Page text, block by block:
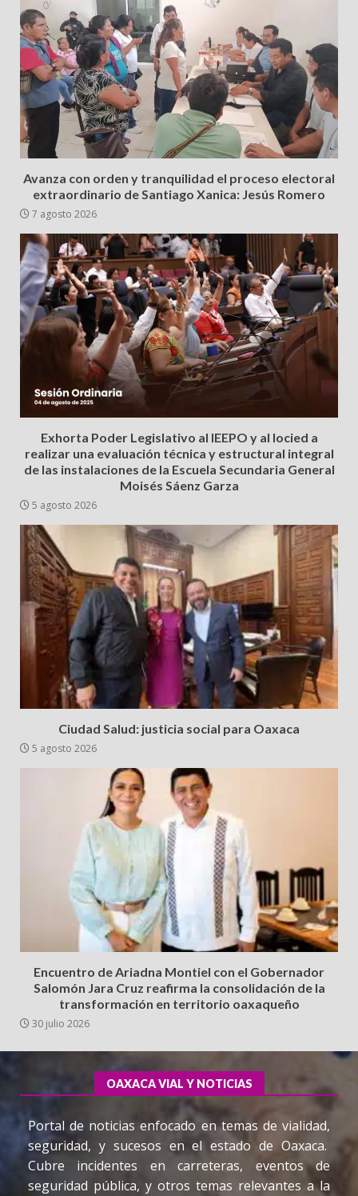
Avanza con orden y tranquilidad el proceso electoral
extraordinario de Santiago Xanica: Jesús Romero
7 agosto 2026
Exhorta Poder Legislativo al IEEPO y al Iocied a
realizar una evaluación técnica y estructural integral
de las instalaciones de la Escuela Secundaria General
Moisés Sáenz Garza
5 agosto 2026
Ciudad Salud: justicia social para Oaxaca
5 agosto 2026
Encuentro de Ariadna Montiel con el Gobernador
Salomón Jara Cruz reafirma la consolidación de la
transformación en territorio oaxaqueño
30 julio 2026
OAXACA VIAL Y NOTICIAS
Portal de noticias enfocado en temas de vialidad,
seguridad, y sucesos en el estado de Oaxaca.
Cubre incidentes en carreteras, eventos de
seguridad pública, y otros temas relevantes a la